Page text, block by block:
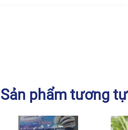
Sản phẩm tương tự